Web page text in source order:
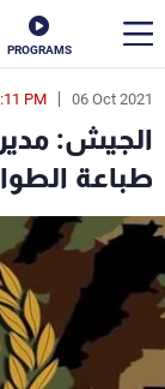
PROGRAMS
06 Oct 2021
PM
الجيش:
طباعة
en
الأخبار
سياسة
إقتصاد
منوعات